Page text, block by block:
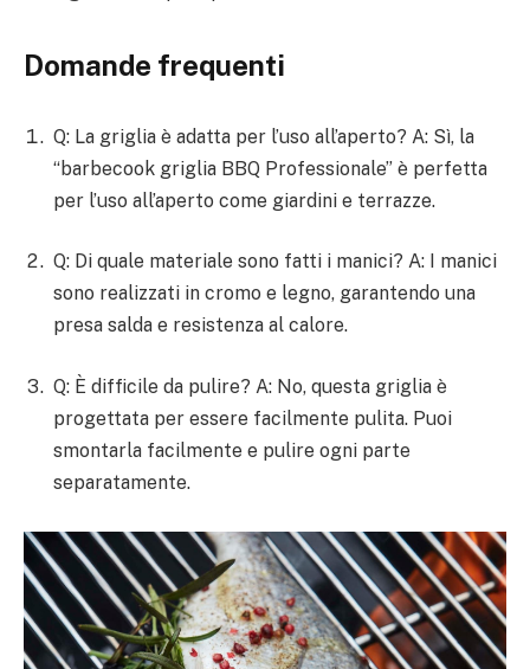
Domande frequenti
Q: La griglia è adatta per l’uso all’aperto? A: Sì, la
“barbecook griglia BBQ Professionale” è perfetta
per l’uso all’aperto come giardini e terrazze.
Q: Di quale materiale sono fatti i manici? A: I manici
sono realizzati in cromo e legno, garantendo una
presa salda e resistenza al calore.
Q: È difficile da pulire? A: No, questa griglia è
progettata per essere facilmente pulita. Puoi
smontarla facilmente e pulire ogni parte
separatamente.